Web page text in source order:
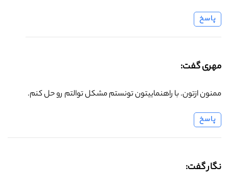
پاسخ
مهری گفت:
ممنون ازتون. با راهنماییتون تونستم مشکل توالتم رو حل کنم.
پاسخ
نگار گفت: